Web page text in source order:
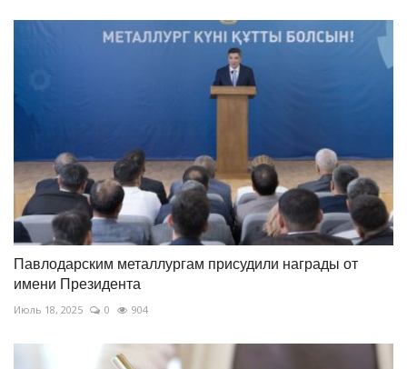
Павлодарским металлургам присудили награды от
имени Президента
Июль 18, 2025 0 904